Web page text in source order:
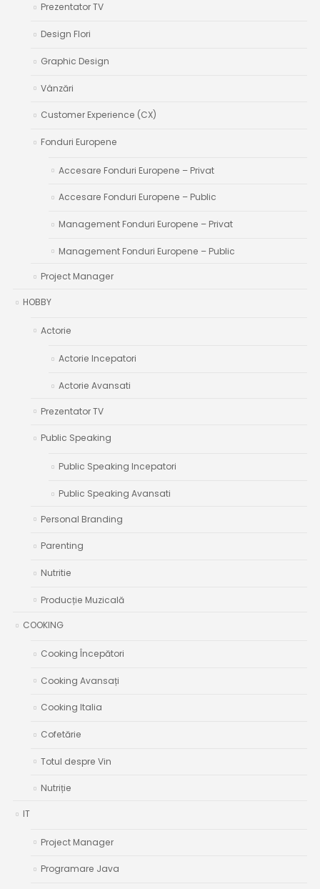
Prezentator TV
Design Flori
Graphic Design
Vânzări
Customer Experience (CX)
Fonduri Europene
Accesare Fonduri Europene – Privat
Accesare Fonduri Europene – Public
Management Fonduri Europene – Privat
Management Fonduri Europene – Public
Project Manager
HOBBY
Actorie
Actorie Incepatori
Actorie Avansati
Prezentator TV
Public Speaking
Public Speaking Incepatori
Public Speaking Avansati
Personal Branding
Parenting
Nutritie
Producție Muzicală
COOKING
Cooking Începători
Cooking Avansați
Cooking Italia
Cofetărie
Totul despre Vin
Nutriție
IT
Project Manager
Programare Java